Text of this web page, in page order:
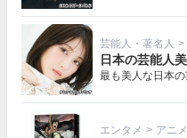
芸能人・著名人 >
日本の芸能人
最も美人な日本の
エンタメ > アニ